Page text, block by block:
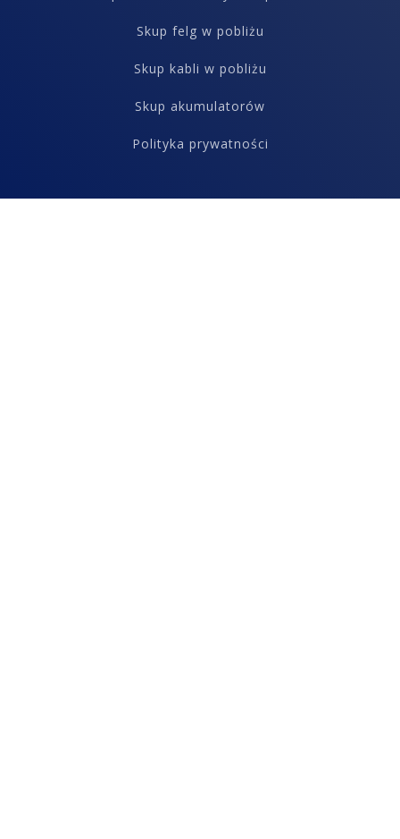
Skup felg w pobliżu
Skup kabli w pobliżu
Skup akumulatorów
Polityka prywatności